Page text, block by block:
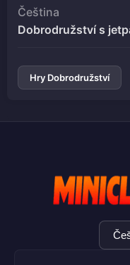
Čeština
Dobrodružství s
Hry Dobrodružství
Výběr